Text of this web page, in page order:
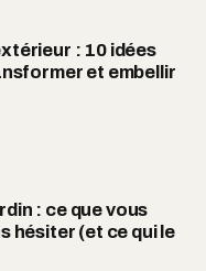
: 10 idées
et embellir
: ce que vous
hésiter (et ce qui le